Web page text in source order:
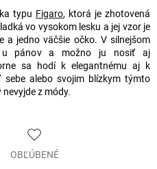
typu Figaro, ktorá je zhotovená
vo vysokom lesku a jej vzor je
a jedno väčšie očko. V silnejšom
u pánov a možno ju nosiť aj
sa hodí k elegantnému aj k
alebo svojim blízkym týmto
z módy.
OBĽÚBENÉ